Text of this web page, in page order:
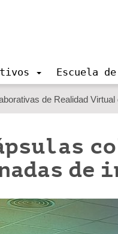
Escuela
de Realidad
de